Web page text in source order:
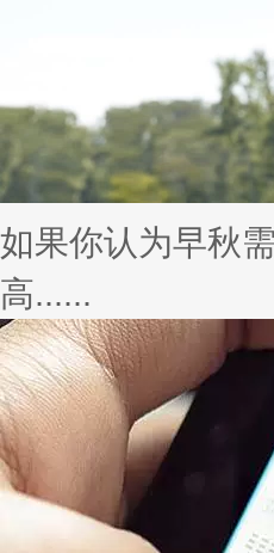
携天猫推全球首
天猫协同vivo做
赋......